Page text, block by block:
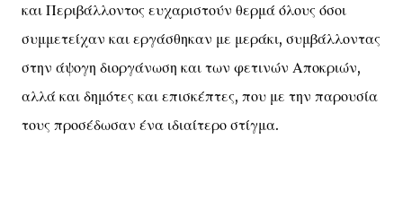
και Περιβάλλοντος ευχαριστούν θερμά όλους όσοι
συμμετείχαν και εργάσθηκαν με μεράκι, συμβάλλοντας
στην άψογη διοργάνωση και των φετινών Αποκριών,
αλλά και δημότες και επισκέπτες, που με την παρουσία
τους προσέδωσαν ένα ιδιαίτερο στίγμα.